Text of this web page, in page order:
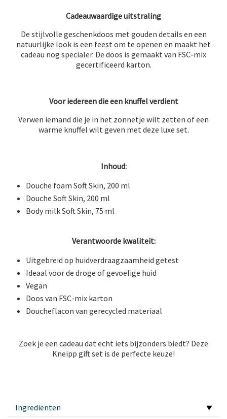
Cadeauwaardige uitstraling
De stijlvolle geschenkdoos met gouden details en een
natuurlijke look is een feest om te openen en maakt het
cadeau nog specialer. De doos is gemaakt van FSC-mix
gecertificeerd karton.
Voor iedereen die een knuffel verdient
Verwen iemand die je in het zonnetje wilt zetten of een
warme knuffel wilt geven met deze luxe set.
Inhoud:
Douche foam Soft Skin, 200 ml
Douche Soft Skin, 200 ml
Body milk Soft Skin, 75 ml
Verantwoorde kwaliteit:
Uitgebreid op huidverdraagzaamheid getest
Ideaal voor de droge of gevoelige huid
Vegan
Doos van FSC-mix karton
Doucheflacon van gerecycled materiaal
Zoek je een cadeau dat echt iets bijzonders biedt? Deze
Kneipp gift set is de perfecte keuze!
Ingrediënten